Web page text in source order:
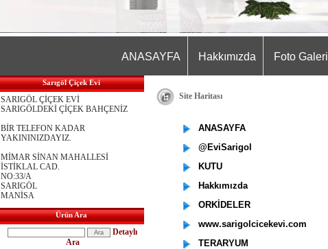
ANASAYFA Hakkımızda Foto Galeri
Sarıgöl Çiçek Evi
SARIGÖL ÇİÇEK EVİ
SARIGÖLDEKİ ÇİÇEK BAHÇENİZ
BİR TELEFON KADAR
YAKININIZDAYIZ.
MİMAR SİNAN MAHALLESİ
İSTİKLAL CAD.
NO:33/A
SARIGÖL
MANİSA
Ürün Ara
Detaylı
Ara
Site Haritası
ANASAYFA
@EviSarigol
KUTU
Hakkımızda
ORKİDELER
www.sarigolcicekevi.com
TERARYUM